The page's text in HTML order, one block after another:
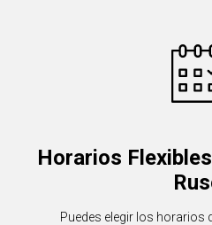
Horarios
Puedes elegir los horarios